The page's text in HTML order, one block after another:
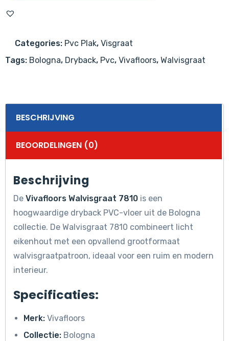
Categories: Pvc Plak, Visgraat
Tags: Bologna, Dryback, Pvc, Vivafloors, Walvisgraat
BESCHRIJVING
BEOORDELINGEN (0)
Beschrijving
De Vivafloors Walvisgraat 7810 is een
hoogwaardige dryback PVC-vloer uit de Bologna
collectie. De Walvisgraat 7810 combineert licht
eikenhout met een opvallend grootformaat
walvisgraatpatroon, ideaal voor een ruim en modern
interieur.
Specificaties:
Merk: Vivafloors
Collectie: Bologna